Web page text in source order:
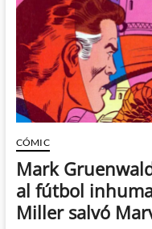
CÓMIC
Mark
al fútbol
Miller salvó